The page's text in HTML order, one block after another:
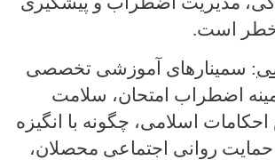
است.
: سمینارهای آموزشی تخصصی
اضطراب امتحان، سلامت
اسلامی، چگونه با انگیزه
روانی اجتماعی محصلان،